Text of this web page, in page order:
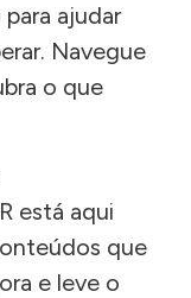
ajudar
Navegue
o que
está aqui
que
e leve o